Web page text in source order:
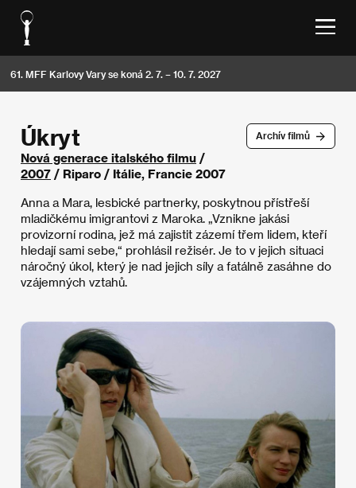
61. MFF Karlovy Vary se koná 2. 7. – 10. 7. 2027
Archív filmů
Úkryt
Nová generace italského filmu /
2007 / Riparo / Itálie, Francie 2007
Anna a Mara, lesbické partnerky, poskytnou přístřeší
mladičkému imigrantovi z Maroka. „Vznikne jakási
provizorní rodina, jež má zajistit zázemí třem lidem, kteří
hledají sami sebe,“ prohlásil režisér. Je to v jejich situaci
náročný úkol, který je nad jejich síly a fatálně zasáhne do
vzájemných vztahů.